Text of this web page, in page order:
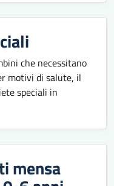
che necessitano
motivi di salute, il
speciali in
mensa